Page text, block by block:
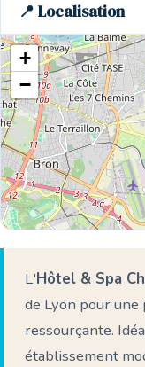
📍 Localisation
+
−
L'Hôtel & Spa
de Lyon pour
ressourçante.
établissement